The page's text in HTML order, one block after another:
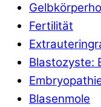
Fertilität
Blastozyste:
Blasenmole